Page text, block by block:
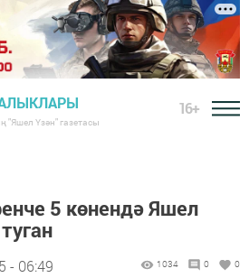
"Яшел Үзән" газетасы
16+
5 көнендә Яшел
- 06:49 1034 0 0